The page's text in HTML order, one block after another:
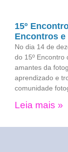
15º
Encontros e
No dia 14 de
do 15º Encontro
amantes da
aprendizado e
comunidade
Leia mais »